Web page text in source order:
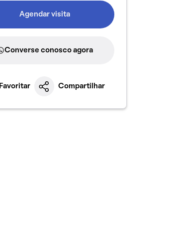
Agendar visita
Converse conosco agora
Favoritar Compartilhar